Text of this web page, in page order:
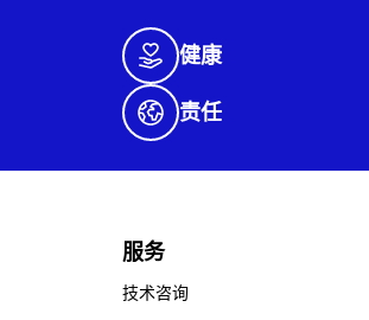
健康
责任
服务
技术咨询